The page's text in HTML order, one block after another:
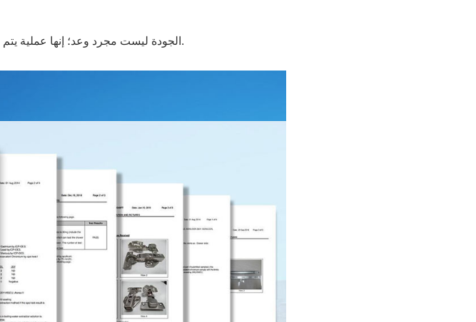
"التفاصيل تصنع الفرق" - عملية مراقبة الجودة الصارمة لدينا في FORMOR، الجودة ليست مجرد وعد؛ إنها عملية يتم التحقق منها بالبيانات.